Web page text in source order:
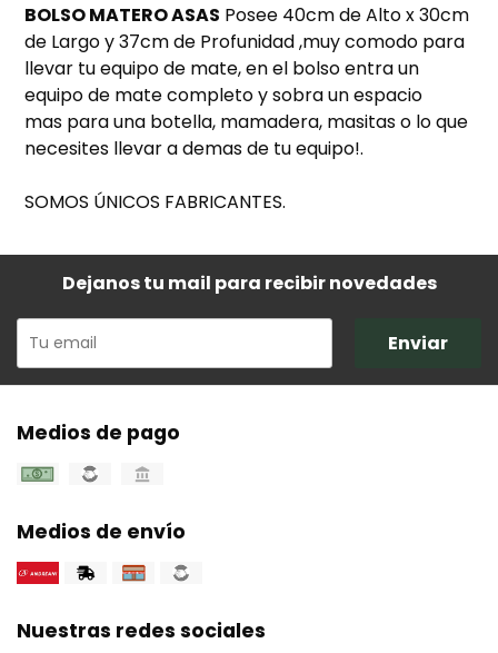
BOLSO MATERO ASAS Posee 40cm de Alto x 30cm
de Largo y 37cm de Profunidad ,muy comodo para
llevar tu equipo de mate, en el bolso entra un
equipo de mate completo y sobra un espacio
mas para una botella, mamadera, masitas o lo que
necesites llevar a demas de tu equipo!.
SOMOS ÚNICOS FABRICANTES.
Dejanos tu mail para recibir novedades
Enviar
Medios de pago
Medios de envío
Nuestras redes sociales